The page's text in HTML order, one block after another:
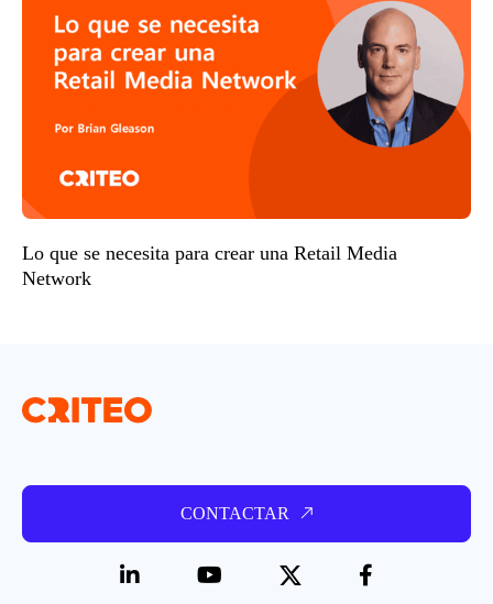
Lo que se necesita para crear una Retail Media
Network
CONTACTAR